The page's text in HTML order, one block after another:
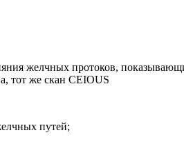
желчных протоков,
тот же скан CEIOUS
путей;